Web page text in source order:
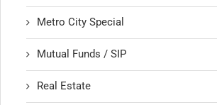
Metro City Special
Mutual Funds / SIP
Real Estate